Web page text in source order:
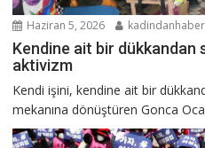
Haziran 5, 2026 kadindanhaber
Kendine ait bir dükkandan
aktivizm
Kendi işini, kendine ait bir
mekanına dönüştüren Gonca